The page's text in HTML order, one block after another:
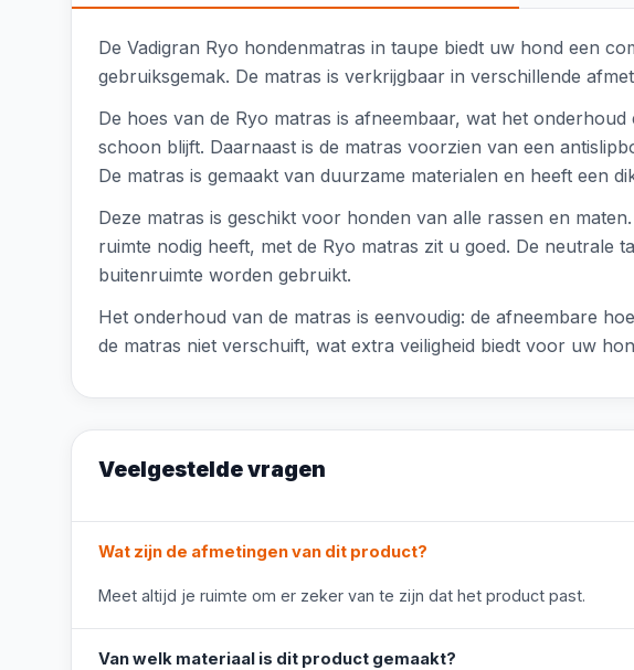
De Vadigran Ryo hondenmatras in taupe biedt uw hond een
gebruiksgemak. De matras is verkrijgbaar in verschillende
De hoes van de Ryo matras is afneembaar, wat het
schoon blijft. Daarnaast is de matras voorzien van een
De matras is gemaakt van duurzame materialen en heeft een
Deze matras is geschikt voor honden van alle rassen en
ruimte nodig heeft, met de Ryo matras zit u goed. De
buitenruimte worden gebruikt.
Het onderhoud van de matras is eenvoudig: de afneembare
de matras niet verschuift, wat extra veiligheid biedt voor uw
Veelgestelde vragen
Wat zijn de afmetingen van dit product?
Meet altijd je ruimte om er zeker van te zijn dat het product past.
Van welk materiaal is dit product gemaakt?